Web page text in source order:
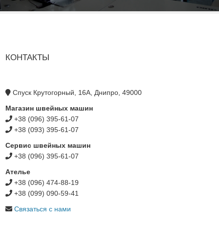
КОНТАКТЫ
Спуск Крутогорный, 16А, Днипро, 49000
Магазин швейных машин
+38 (096) 395-61-07
+38 (093) 395-61-07
Сервис швейных машин
+38 (096) 395-61-07
Ателье
+38 (096) 474-88-19
+38 (099) 090-59-41
Связаться с нами